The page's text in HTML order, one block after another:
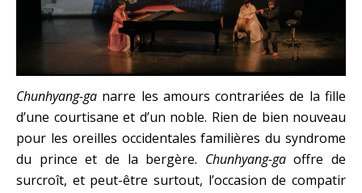
Chunhyang-ga narre les amours contrariées de la fille
d’une courtisane et d’un noble. Rien de bien nouveau
pour les oreilles occidentales familières du syndrome
du prince et de la bergère. Chunhyang-gaoffre de
surcroît, et peut-être surtout, l’occasion de compatir